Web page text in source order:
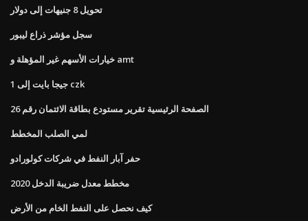
تحويل 8 جنيهات إلى دولار
سجل مؤشر ذراع ليبور
خيارات الأسهم غير المؤهلة و amt
1 جيجا بايت إلى czk
الصفحة الرئيسية تقرير مستودع بطاقة الائتمان رقم 26
لمي الصلب المخطط
حفر آبار النفط في شركات كولورادو
مخطط معدل ضريبة الدخل 2020
كيف نحصل على النفط الخام من الأرض